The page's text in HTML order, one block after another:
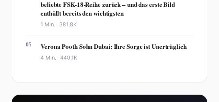
beliebte FSK-18-Reihe zurück – und das erste Bild
enthüllt bereits den wichtigsten
1 Min. · 381,8K
05 Verona Pooth Sohn Dubai: Ihre Sorge ist Unerträglich
4 Min. ·440,1K